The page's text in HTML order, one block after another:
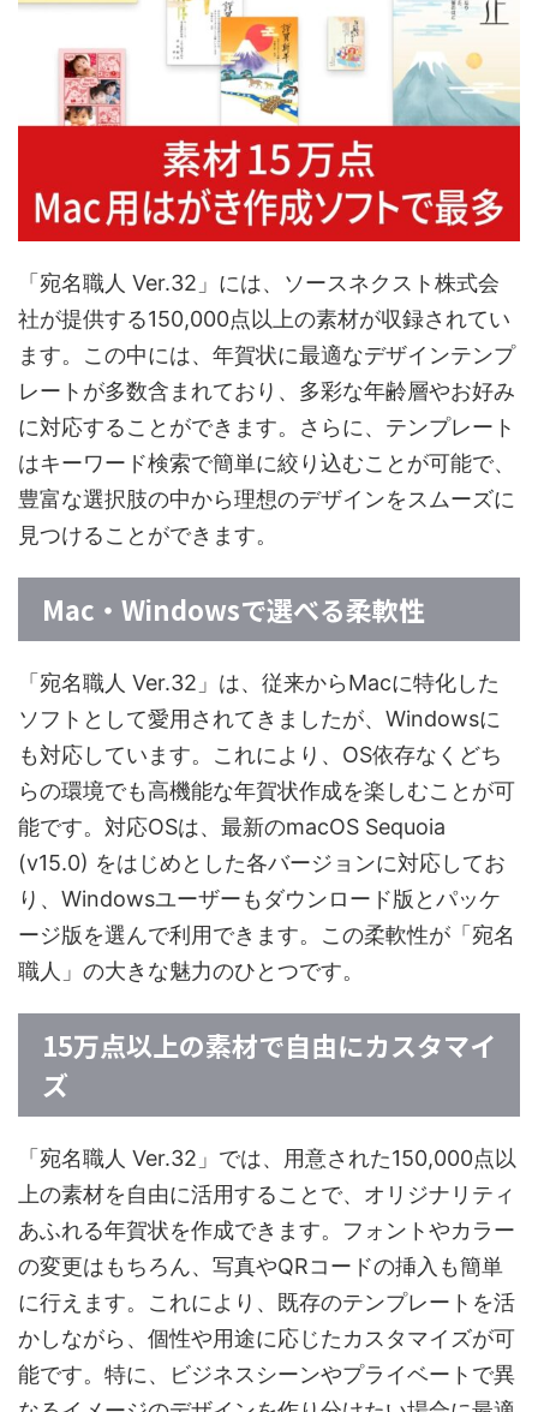
「宛名職人 Ver.32」には、ソースネクスト株式会
社が提供する150,000点以上の素材が収録されてい
ます。この中には、年賀状に最適なデザインテンプ
レートが多数含まれており、多彩な年齢層やお好み
に対応することができます。さらに、テンプレート
はキーワード検索で簡単に絞り込むことが可能で、
豊富な選択肢の中から理想のデザインをスムーズに
見つけることができます。
Mac・Windowsで選べる柔軟性
「宛名職人 Ver.32」は、従来からMacに特化した
ソフトとして愛用されてきましたが、Windowsに
も対応しています。これにより、OS依存なくどち
らの環境でも高機能な年賀状作成を楽しむことが可
能です。対応OSは、最新のmacOS Sequoia
(v15.0) をはじめとした各バージョンに対応してお
り、Windowsユーザーもダウンロード版とパッケ
ージ版を選んで利用できます。この柔軟性が「宛名
職人」の大きな魅力のひとつです。
15万点以上の素材で自由にカスタマイ
ズ
「宛名職人 Ver.32」では、用意された150,000点以
上の素材を自由に活用することで、オリジナリティ
あふれる年賀状を作成できます。フォントやカラー
の変更はもちろん、写真やQRコードの挿入も簡単
に行えます。これにより、既存のテンプレートを活
かしながら、個性や用途に応じたカスタマイズが可
能です。特に、ビジネスシーンやプライベートで異